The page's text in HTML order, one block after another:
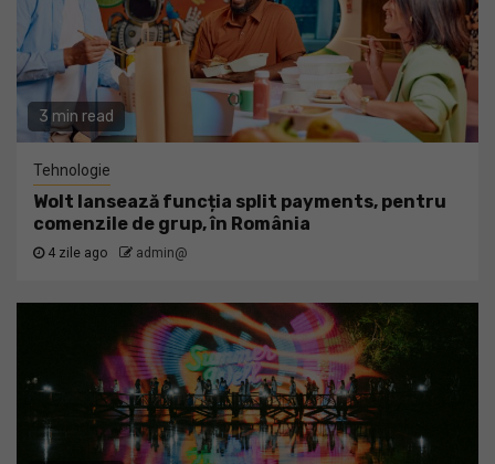
3 min read
Tehnologie
Wolt lansează funcția split payments, pentru
comenzile de grup, în România
4 zile ago admin@